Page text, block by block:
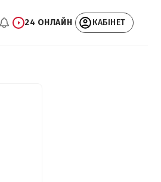
24 ОНЛАЙН КАБІНЕТ